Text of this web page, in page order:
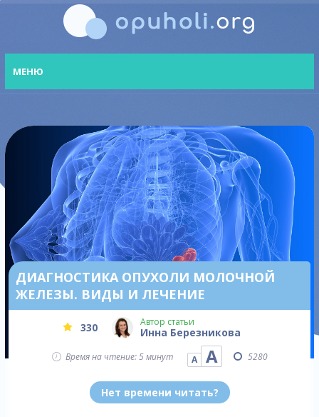
МЕНЮ
ДИАГНОСТИКА ОПУХОЛИ МОЛОЧНОЙ
ЖЕЛЕЗЫ. ВИДЫ И ЛЕЧЕНИЕ
330 Автор статьи
Инна Березникова
Время на чтение: 5 минут А А 5280
Нет времени читать?